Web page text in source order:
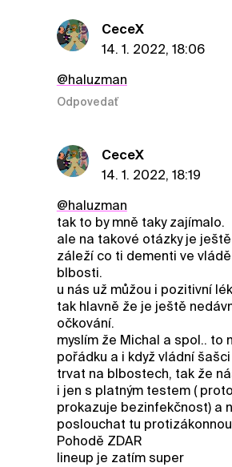
CeceX
14. 1. 2022, 18:06
@haluzman
Odpovedať
CeceX
14. 1. 2022, 18:19
@haluzman
tak to by mně taky zajímalo.
ale na takové otázky je
záleží co ti dementi ve vládě
blbosti.
u nás už můžou i pozitivní
tak hlavně že je ještě
očkování.
myslím že Michal a spol.. to
pořádku a i když vládní
trvat na blbostech, tak že
i jen s platným testem (
prokazuje bezinfekčnost) a
poslouchat tu
Pohodě ZDAR
lineup je zatím super